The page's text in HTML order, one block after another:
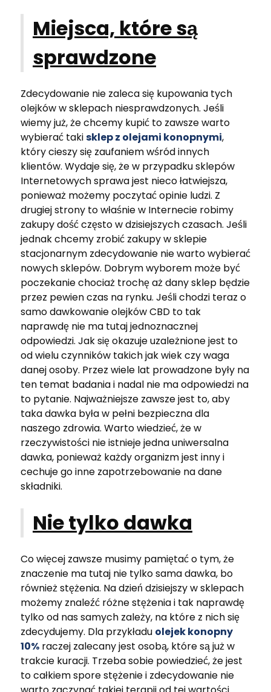
Miejsca, które są
sprawdzone
Zdecydowanie nie zaleca się kupowania tych
olejków w sklepach niesprawdzonych. Jeśli
wiemy już, że chcemy kupić to zawsze warto
wybierać takisklep z olejami konopnymi,
który cieszy się zaufaniem wśród innych
klientów. Wydaje się, że w przypadku sklepów
Internetowych sprawa jest nieco łatwiejsza,
ponieważ możemy poczytać opinie ludzi. Z
drugiej strony to właśnie w Internecie robimy
zakupy dość często w dzisiejszych czasach. Jeśli
jednak chcemy zrobić zakupy w sklepie
stacjonarnym zdecydowanie nie warto wybierać
nowych sklepów. Dobrym wyborem może być
poczekanie chociaż trochę aż dany sklep będzie
przez pewien czas na rynku. Jeśli chodzi teraz o
samo dawkowanie olejków CBD to tak
naprawdę nie ma tutaj jednoznacznej
odpowiedzi. Jak się okazuje uzależnione jest to
od wielu czynników takich jak wiek czy waga
danej osoby. Przez wiele lat prowadzone były na
ten temat badania i nadal nie ma odpowiedzi na
to pytanie. Najważniejsze zawsze jest to, aby
taka dawka była w pełni bezpieczna dla
naszego zdrowia. Warto wiedzieć, że w
rzeczywistości nie istnieje jedna uniwersalna
dawka, ponieważ każdy organizm jest inny i
cechuje go inne zapotrzebowanie na dane
składniki.
Nie tylko dawka
Co więcej zawsze musimy pamiętać o tym, że
znaczenie ma tutaj nie tylko sama dawka, bo
również stężenia. Na dzień dzisiejszy w sklepach
możemy znaleźć różne stężenia i tak naprawdę
tylko od nas samych zależy, na które z nich się
zdecydujemy. Dla przykładu olejek konopny
10% raczej zalecany jest osobą, które są już w
trakcie kuracji. Trzeba sobie powiedzieć, że jest
to całkiem spore stężenie i zdecydowanie nie